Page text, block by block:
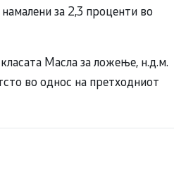
за 2,3 проценти во
Масла за ложење, н.д.м.
во однос на претходниот